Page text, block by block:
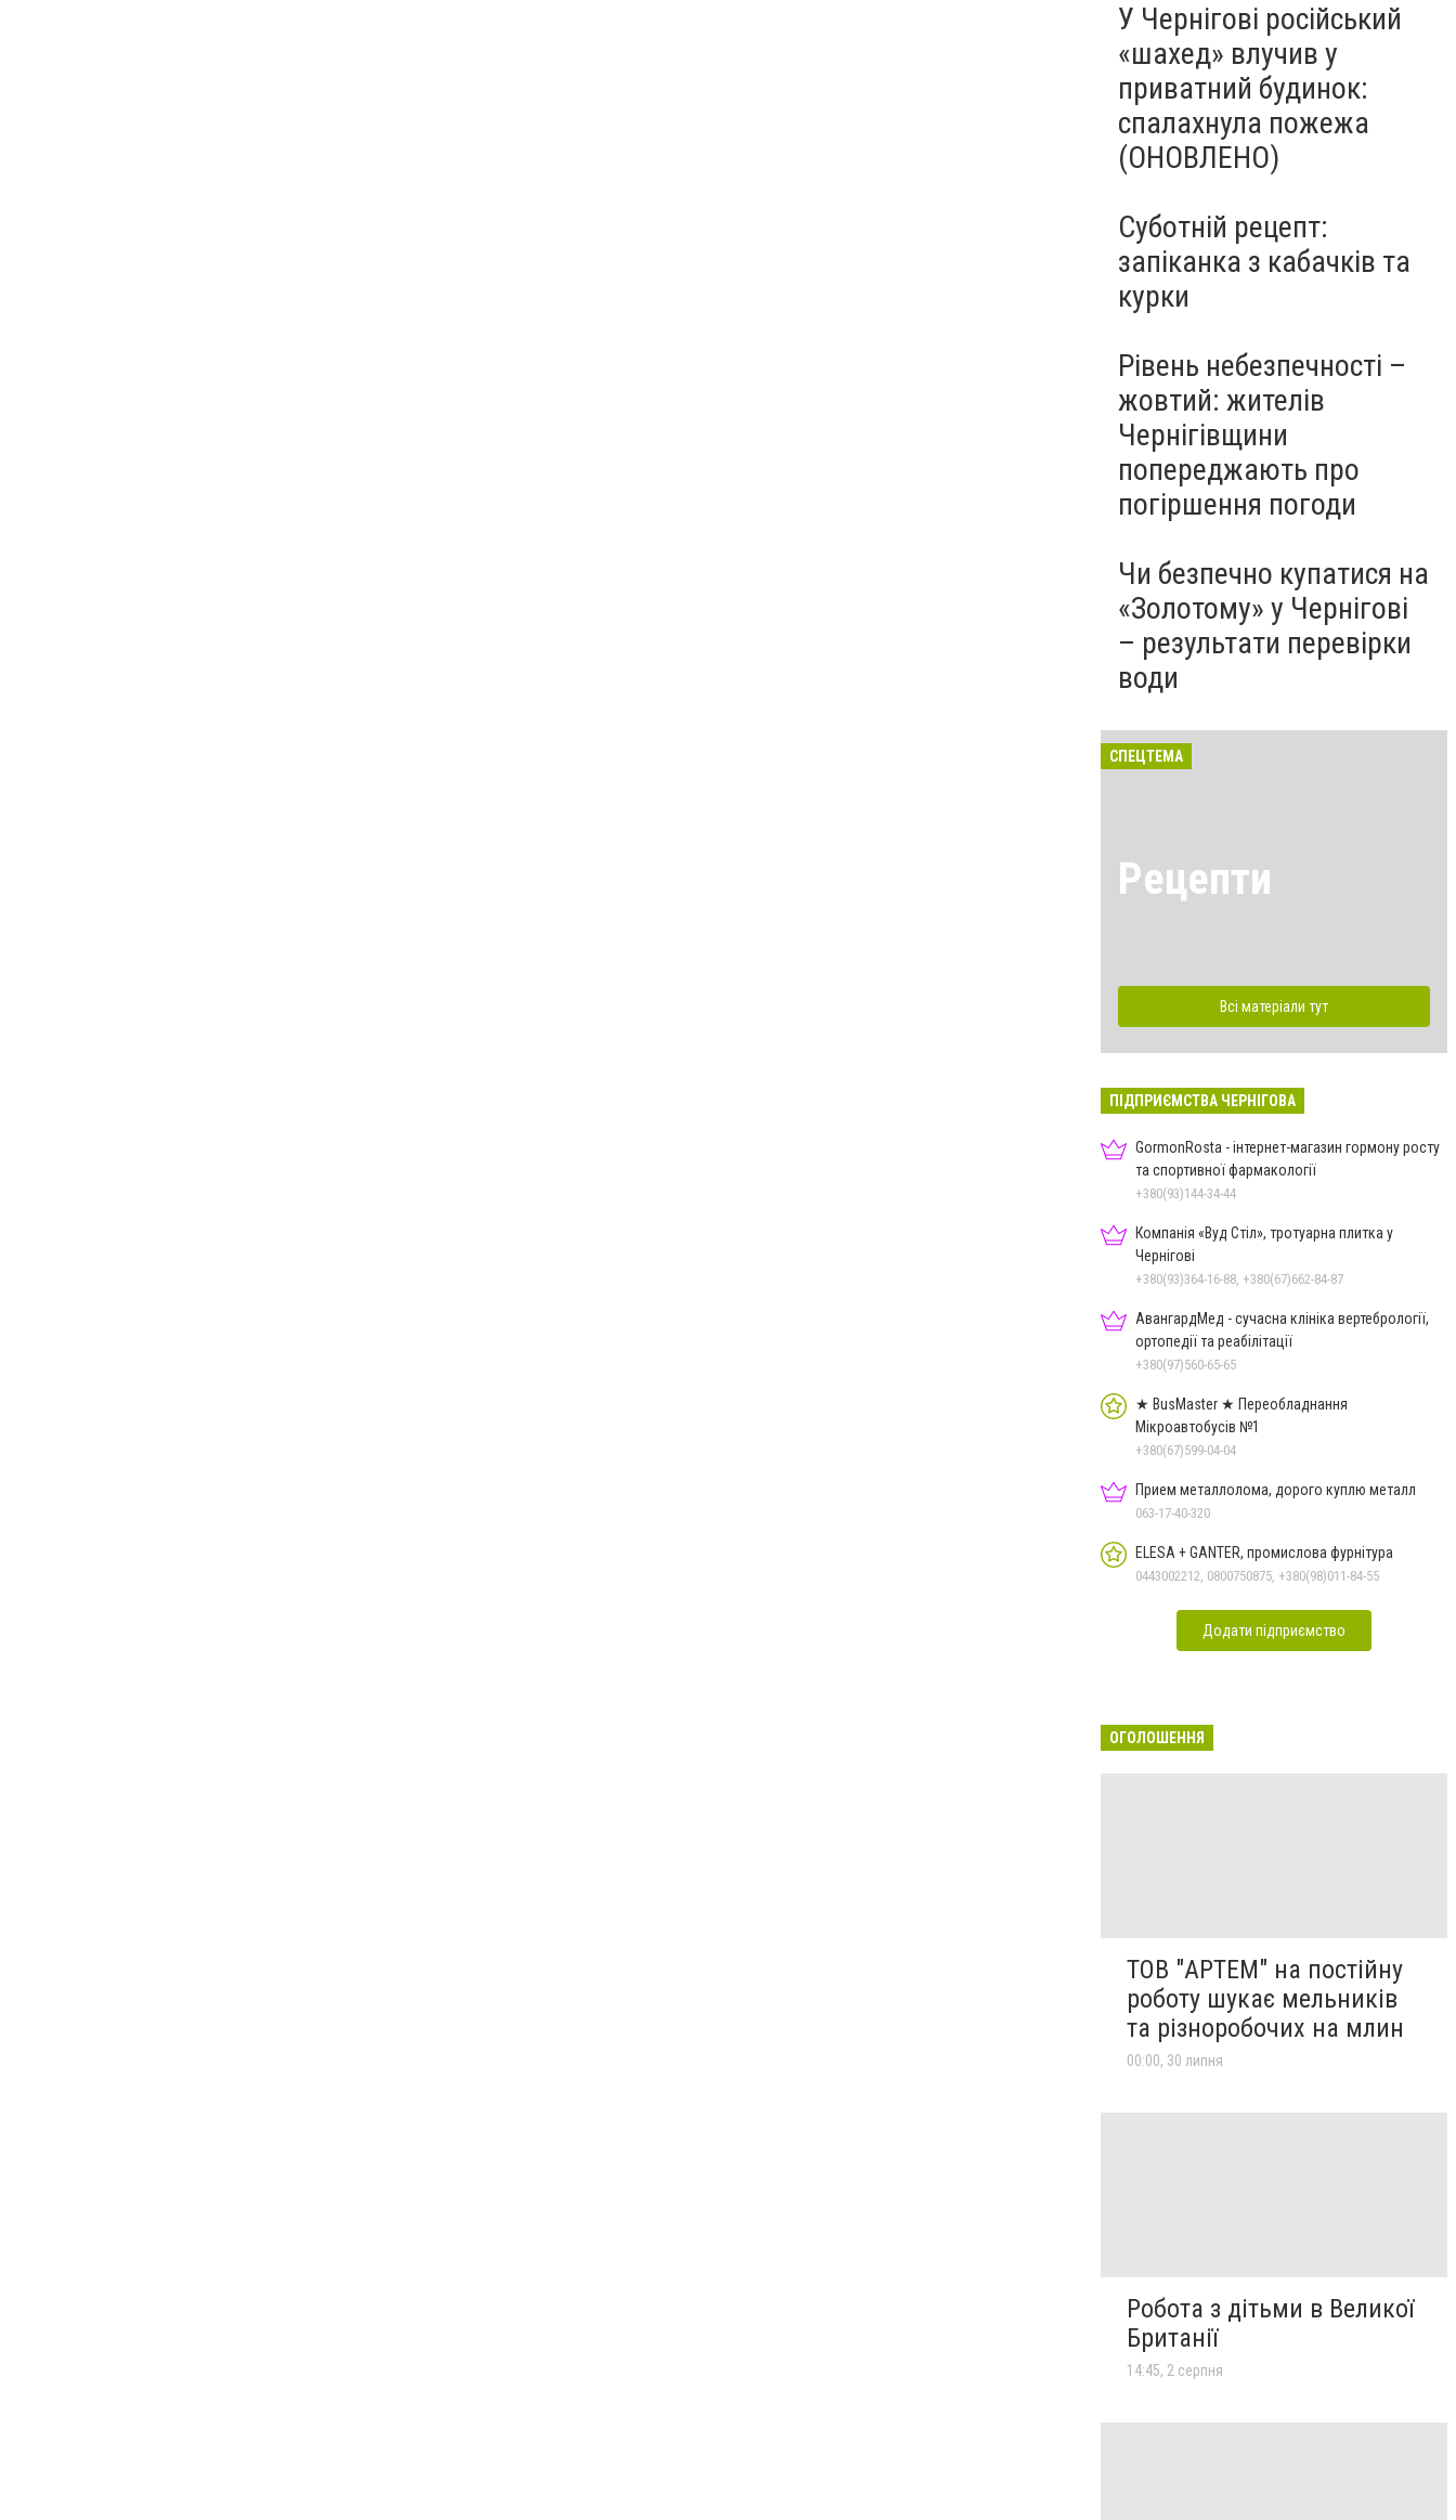
У Чернігові російський
«шахед» влучив у
приватний будинок:
спалахнула пожежа
(ОНОВЛЕНО)
Суботній рецепт:
запіканка з кабачків та
курки
Рівень небезпечності –
жовтий: жителів
Чернігівщини
попереджають про
погіршення погоди
Чи безпечно купатися на
«Золотому» у Чернігові
– результати перевірки
води
СПЕЦТЕМА
Рецепти
Всі матеріали тут
ПІДПРИЄМСТВА ЧЕРНІГОВА
GormonRosta - інтернет-магазин гормону росту
та спортивної фармакології
+380(93)144-34-44
Компанія «Вуд Стіл», тротуарна плитка у
Чернігові
+380(93)364-16-88, +380(67)662-84-87
АвангардМед - сучасна клініка вертебрології,
ортопедії та реабілітації
+380(97)560-65-65
★ BusMaster ★ Переобладнання
Мікроавтобусів №1
+380(67)599-04-04
Прием металлолома, дорого куплю металл
063-17-40-320
ELESA + GANTER, промислова фурнітура
0443002212, 0800750875, +380(98)011-84-55
Додати підприємство
ОГОЛОШЕННЯ
ТОВ "АРТЕМ" на постійну
роботу шукає мельників
та різноробочих на млин
00:00, 30 липня
Робота з дітьми в Великої
Британії
14:45, 2 серпня